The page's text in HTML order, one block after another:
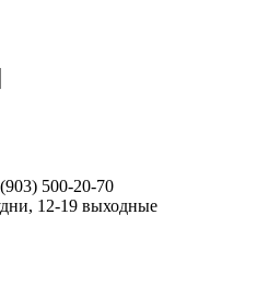
500-20-70
12-19 выходные